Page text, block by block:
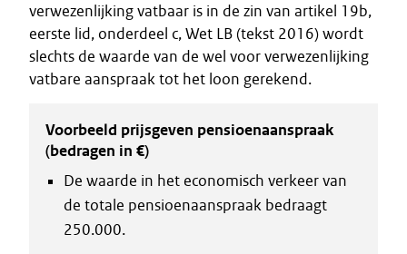
verwezenlijking vatbaar is in de zin van artikel 19b,
eerste lid, onderdeel c, Wet LB (tekst 2016) wordt
slechts de waarde van de wel voor verwezenlijking
vatbare aanspraak tot het loon gerekend.
Voorbeeld prijsgeven pensioenaanspraak
(bedragen in €)
De waarde in het economisch verkeer van
de totale pensioenaanspraak bedraagt
250.000.